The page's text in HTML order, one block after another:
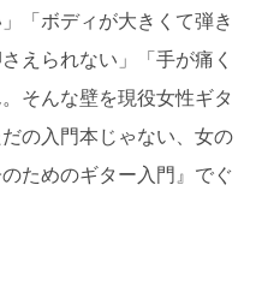
「ボディが大きくて弾き
えられない」「手が痛く
そんな壁を現役女性ギタ
の入門本じゃない、女の
ためのギター入門』でぐ